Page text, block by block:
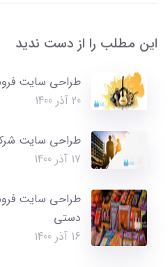
این مطلب را از دست ندید
طراحی سایت
20 آذر 1400
طراحی سایت
17 آذر 1400
طراحی سایت
دستی
16 آذر 1400